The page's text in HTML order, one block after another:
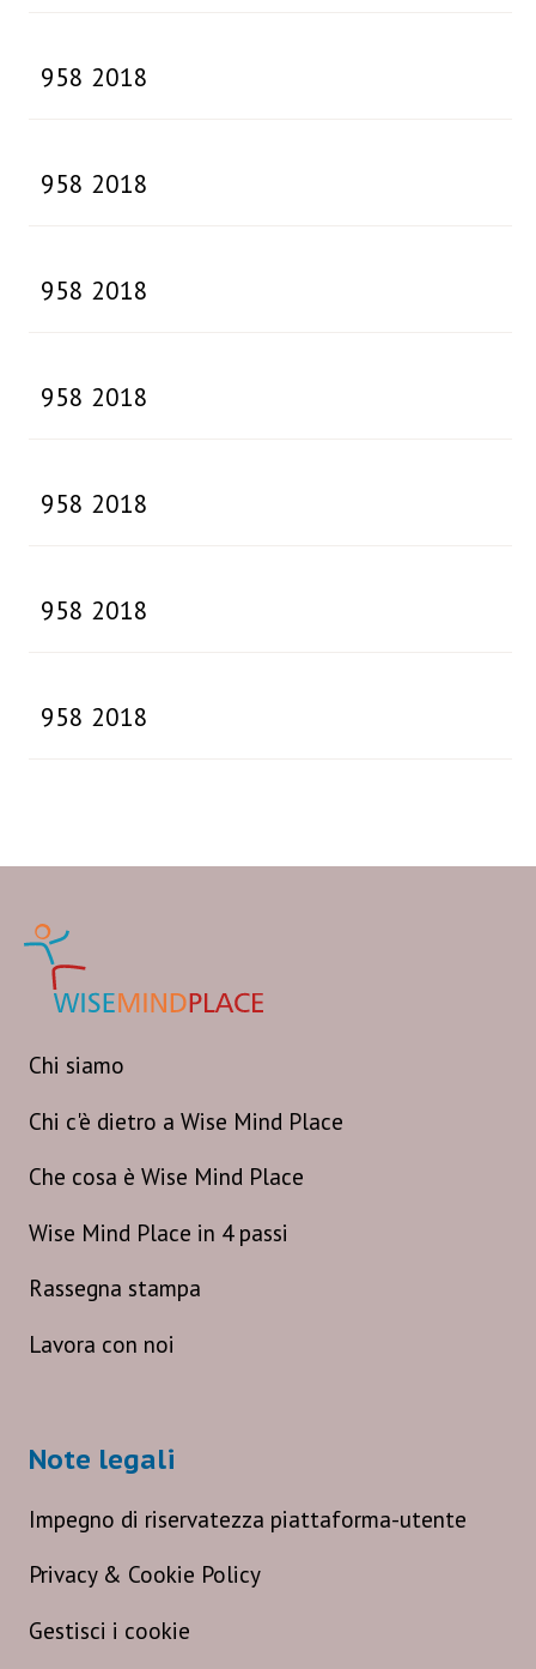
958 2018
958 2018
958 2018
958 2018
958 2018
958 2018
958 2018
Chi siamo
Chi c'è dietro a Wise Mind Place
Che cosa è Wise Mind Place
Wise Mind Place in 4 passi
Rassegna stampa
Lavora con noi
Note legali
Impegno di riservatezza piattaforma-utente
Privacy & Cookie Policy
Gestisci i cookie